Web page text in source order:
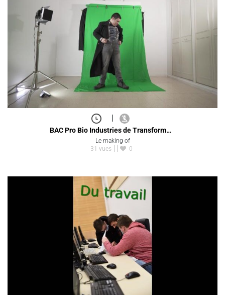
|
BAC Pro Bio Industries de Transform…
Le making of
31 vues
0